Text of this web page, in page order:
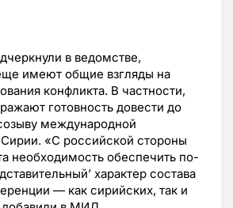
в ведомстве,
имеют общие взгляды на
конфликта. В частности,
готовность довести до
международной
«С российской стороны
необходимость обеспечить по-
характер состава
— как сирийских, так и